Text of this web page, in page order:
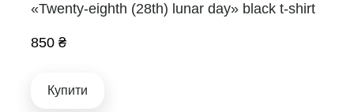
«Twenty-eighth (28th) lunar day» black t-shirt
850 ₴
Купити